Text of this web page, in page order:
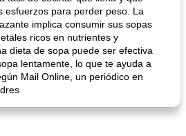
esfuerzos para perder peso. La
implica consumir sus sopas
ricos en nutrientes y
dieta de sopa puede ser efectiva
lentamente, lo que te ayuda a
Mail Online, un periódico en